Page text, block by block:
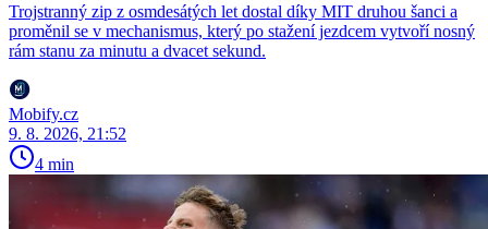
Trojstranný zip z osmdesátých let dostal díky MIT druhou šanci a
proměnil se v mechanismus, který po stažení jezdcem vytvoří nosný
rám stanu za minutu a dvacet sekund.
Mobify.cz
9. 8. 2026, 21:52
4 min